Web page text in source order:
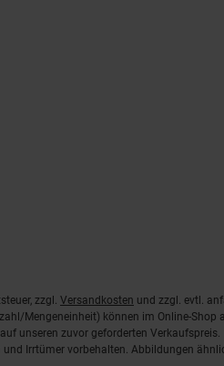
zzgl. Versandkosten und zzgl. evtl.
Mengeneinheit) können im Online-Shop
unseren zuvor geforderten Verkaufspreis.
Irrtümer vorbehalten. Abbildungen